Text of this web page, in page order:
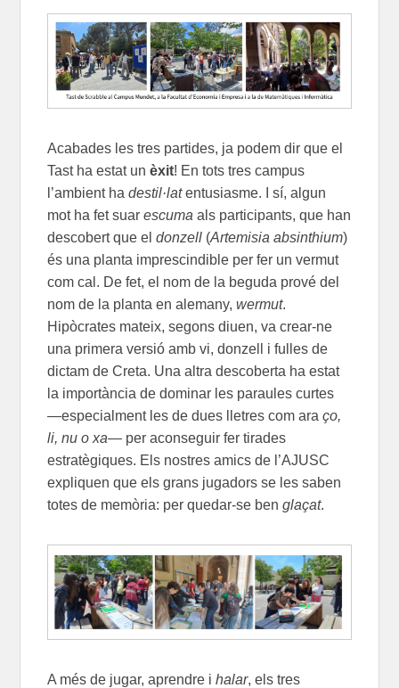
Acabades les tres partides, ja podem dir que el
Tast ha estat unèxit! En tots tres campus
l’ambient hadestil·latentusiasme. I sí, algun
mot ha fet suarescuma als participants, que han
descobert que eldonzell (Artemisia absinthium)
és una planta imprescindible per fer un vermut
com cal. De fet, el nom de la beguda prové del
nom de la planta en alemany,wermut.
Hipòcrates mateix, segons diuen, va crear-ne
una primera versió amb vi, donzell i fulles de
dictam de Creta. Una altra descoberta ha estat
la importància de dominar les paraules curtes
—especialment les de dues lletres com araço,
li, nu o xa— per aconseguir fer tirades
estratègiques. Els nostres amics de l’AJUSC
expliquen que els grans jugadors se les saben
totes de memòria: per quedar-se benglaçat.
A més de jugar, aprendre ihalar, els tres